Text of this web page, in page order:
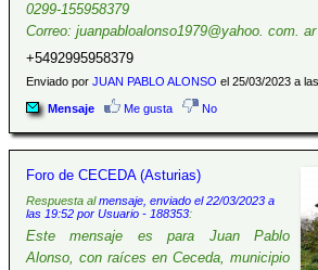
0299-155958379
Correo: juanpabloalonso1979@yahoo. com. ar
+5492995958379
Enviado por JUAN PABLO ALONSO el 25/03/2023 a
Mensaje Me gusta No
Foro de CECEDA (Asturias)
Respuesta almensaje, enviado el 22/03/2023 a
las 19:52 por Usuario - 188353:
Este mensaje es para Juan Pablo
Alonso, con raíces en Ceceda, municipio